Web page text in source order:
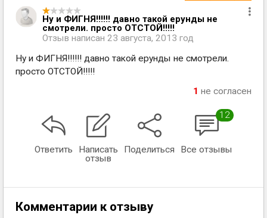
Ну и ФИГНЯ!!!!!! давно такой ерунды не
смотрели. просто ОТСТОЙ!!!!!
Отзыв написан 23 августа, 2013 год
Ну и ФИГНЯ!!!!!! давно такой ерунды не смотрели.
просто ОТСТОЙ!!!!!
1 не согласен
Ответить
Написать
отзыв
Поделиться
12
Все отзывы
Комментарии к отзыву